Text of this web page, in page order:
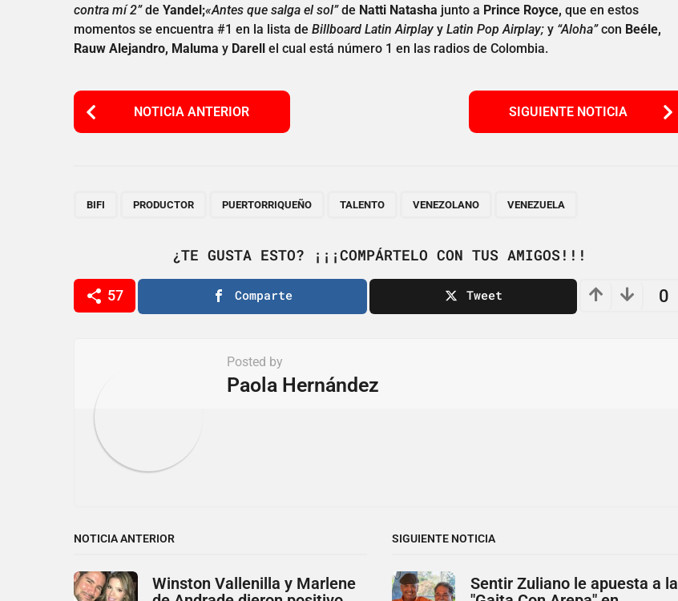
contra mí 2”de Yandel;«Antes que salga el sol”de Natti Natasha junto a Prince Royce, que en estos
momentos se encuentra #1 en la lista de Billboard Latin Airplay y Latin Pop Airplay; y “Aloha”con Beéle,
Rauw Alejandro, Maluma y Darell el cual está número 1 en las radios de Colombia.
P
o
P
i
n
NOTICIA ANTERIOR SIGUIENTE NOTICIA
BIFI PRODUCTOR PUERTORRIQUEÑO TALENTO VENEZOLANO VENEZUELA
¿TE GUSTA ESTO? ¡¡¡COMPÁRTELO CON TUS AMIGOS!!!
57 0
Comparte Tweet
Posted by
Paola Hernández
NOTICIA ANTERIOR
Winston Vallenilla y Marlene
SIGUIENTE NOTICIA
Sentir Zuliano le apuesta a la